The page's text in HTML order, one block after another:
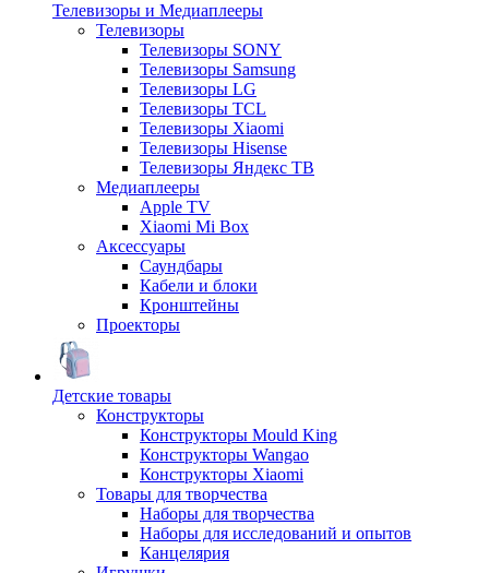
Телевизоры и Медиаплееры
Телевизоры
Телевизоры SONY
Телевизоры Samsung
Телевизоры LG
Телевизоры TCL
Телевизоры Xiaomi
Телевизоры Hisense
Телевизоры Яндекс ТВ
Медиаплееры
Apple TV
Xiaomi Mi Box
Аксессуары
Саундбары
Кабели и блоки
Кронштейны
Проекторы
Детские товары
Конструкторы
Конструкторы Mould King
Конструкторы Wangao
Конструкторы Xiaomi
Товары для творчества
Наборы для творчества
Наборы для исследований и опытов
Канцелярия